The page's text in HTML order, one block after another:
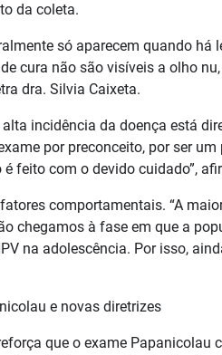
da coleta.
só aparecem quando
cura não são visíveis a olho
dra. Silvia Caixeta.
incidência da doença está
por preconceito, por ser
feito com o devido cuidado”,
comportamentais. “A
chegamos à fase em que a
na adolescência. Por isso,
e novas diretrizes
que o exame